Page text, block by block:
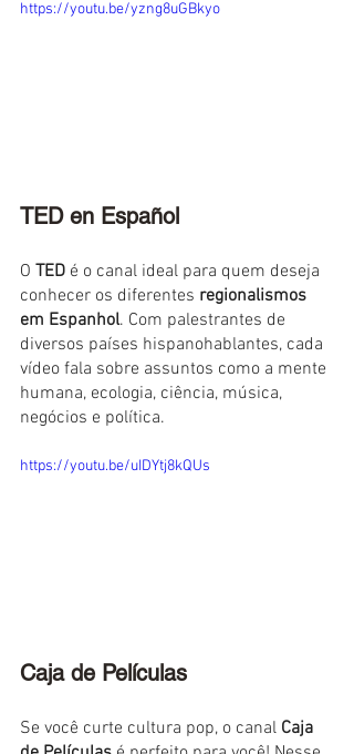
https://youtu.be/yzng8uGBkyo
TED en Español
O TED é o canal ideal para quem deseja
conhecer os diferentes regionalismos
em Espanhol. Com palestrantes de
diversos países hispanohablantes, cada
vídeo fala sobre assuntos como a mente
humana, ecologia, ciência, música,
negócios e política.
https://youtu.be/uIDYtj8kQUs
Caja de Películas
Se você curte cultura pop, o canal Caja